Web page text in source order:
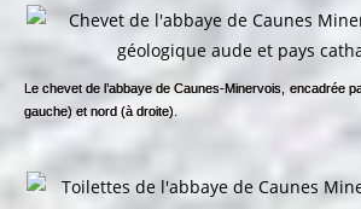
Le chevet de l’abbaye de Caunes-Minervois, encadrée
gauche) et nord (à droite).